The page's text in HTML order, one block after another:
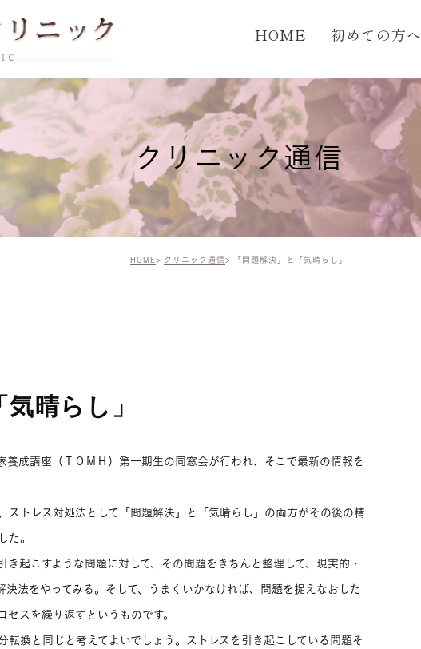
HOME 初めての方へ
クリニック通信
HOME クリニック通信 「問題解決」と「気晴らし」
晴らし」
養成講座（ＴＯＭＨ）第一期生の同窓会が行われ、そこで最新の情報を
ストレス対処法として「問題解決」と「気晴らし」の両方がその後の精
た。
き起こすような問題に対して、その問題をきちんと整理して、現実的・
決法をやってみる。そして、うまくいかなければ、問題を捉えなおした
セスを繰り返すというものです。
転換と同じと考えてよいでしょう。ストレスを引き起こしている問題そ